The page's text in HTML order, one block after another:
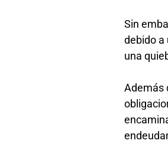
Sin
debido a
una
Además